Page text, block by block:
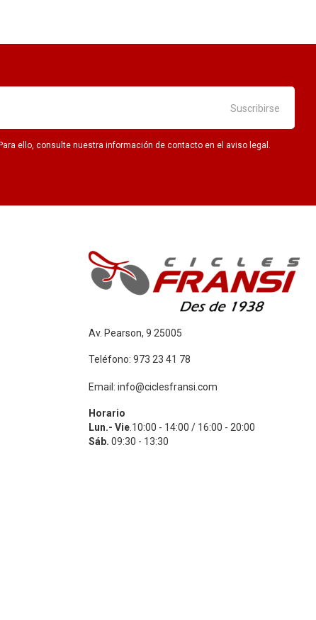
ello, consulte nuestra información de contacto en el aviso legal.
Av. Pearson, 9 25005
Teléfono: 973 23 41 78
Email: info@ciclesfransi.com
Horario
Lun.- Vie .10:00 - 14:00 / 16:00 - 20:00
Sáb. 09:30 - 13:30